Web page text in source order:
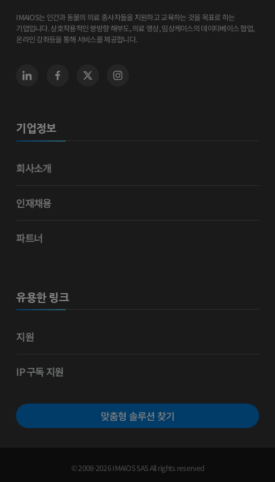
IMAIOS는 인간과 동물의 의료 종사자들을 지원하고 교육하는 것을 목표로 하는
기업입니다. 상호작용적인 쌍방향 해부도, 의료 영상, 임상케이스의 데이타베이스 협업,
온라인 강좌등을 통해 서비스를 제공합니다.
기업정보
회사소개
인재채용
파트너
유용한 링크
지원
IP 구독 지원
맞춤형 솔루션 찾기
© 2008-2026 IMAIOS SAS All rights reserved